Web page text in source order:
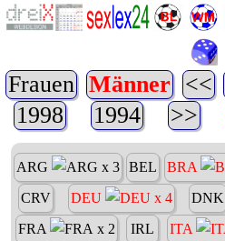
Frauen Männer <<
1998
1994 >>
ARG x 3 BEL BRA
CRV
DEU x 4 DNK
FRA
x 2 IRL ITA